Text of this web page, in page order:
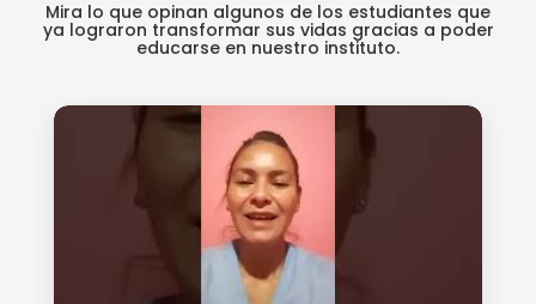
Mira lo que opinan algunos de los estudiantes que
ya lograron transformar sus vidas gracias a poder
educarse en nuestro instituto.